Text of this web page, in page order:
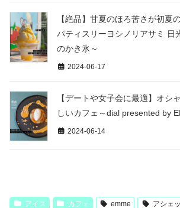
【絶品】甘夏のほろ苦さが初夏
パティスリーヨシノリアサミ
のかき氷～
2024-06-17
【デートや女子会に最適】オシ
しいカフェ～dial presented by
2024-06-14
アイス カフェ emme
アシェ